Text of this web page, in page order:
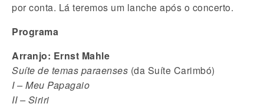
por conta. Lá teremos um lanche após o concerto.
Programa
Arranjo: Ernst Mahle
Suíte de temas paraenses (da Suíte Carimbó)
I – Meu Papagaio
II – Siriri